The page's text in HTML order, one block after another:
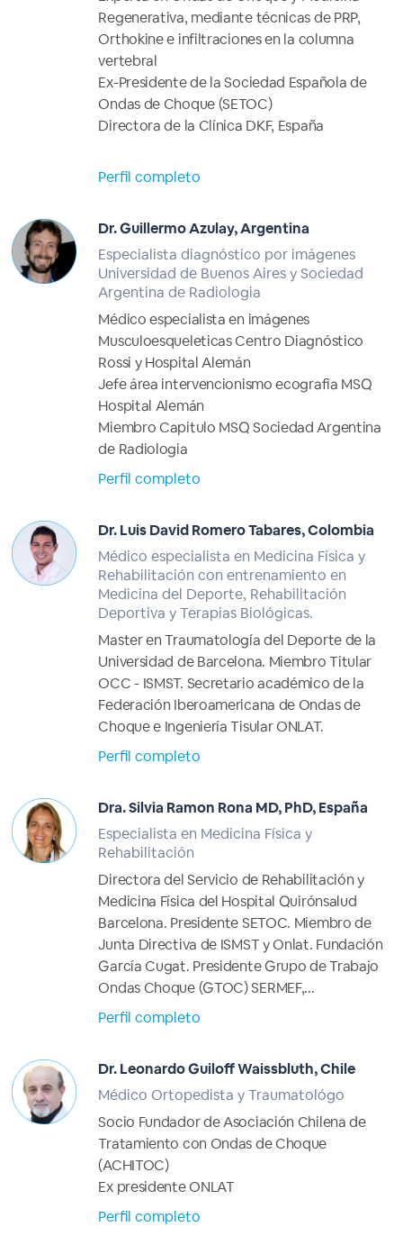
Regenerativa, mediante técnicas de PRP,
Orthokine e infiltraciones en la columna
vertebral
Ex-Presidente de la Sociedad Española de
Ondas de Choque (SETOC)
Directora de la Clínica DKF, España
Perfil completo
Dr. Guillermo Azulay, Argentina
Especialista diagnóstico por imágenes
Universidad de Buenos Aires y Sociedad
Argentina de Radiologia
Médico especialista en imágenes
Musculoesqueleticas Centro Diagnóstico
Rossi y Hospital Alemán
Jefe área intervencionismo ecografia MSQ
Hospital Alemán
Miembro Capitulo MSQ Sociedad Argentina
de Radiologia
Perfil completo
Dr. Luis David Romero Tabares, Colombia
Médico especialista en Medicina Física y
Rehabilitación con entrenamiento en
Medicina del Deporte, Rehabilitación
Deportiva y Terapias Biológicas.
Master en Traumatología del Deporte de la
Universidad de Barcelona. Miembro Titular
OCC - ISMST. Secretario académico de la
Federación Iberoamericana de Ondas de
Choque e Ingeniería Tisular ONLAT.
Perfil completo
Dra. Silvia Ramon Rona MD, PhD, España
Especialista en Medicina Física y
Rehabilitación
Directora del Servicio de Rehabilitación y
Medicina Física del Hospital Quirónsalud
Barcelona. Presidente SETOC. Miembro de
Junta Directiva de ISMST y Onlat. Fundación
García Cugat. Presidente Grupo de Trabajo
Ondas Choque (GTOC) SERMEF,...
Perfil completo
Dr. Leonardo Guiloff Waissbluth, Chile
Médico Ortopedista y Traumatológo
Socio Fundador de Asociación Chilena de
Tratamiento con Ondas de Choque
(ACHITOC)
Ex presidente ONLAT
Perfil completo